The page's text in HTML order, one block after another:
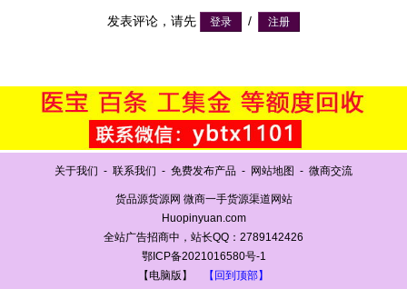
发表评论，请先 /
关于我们 - 联系我们 - 免费发布产品 - 网站地图 - 微商交流
货品源货源网 微商一手货源渠道网站
Huopinyuan.com
全站广告招商中，站长QQ：2789142426
鄂ICP备2021016580号-1
【电脑版】
【回到顶部】